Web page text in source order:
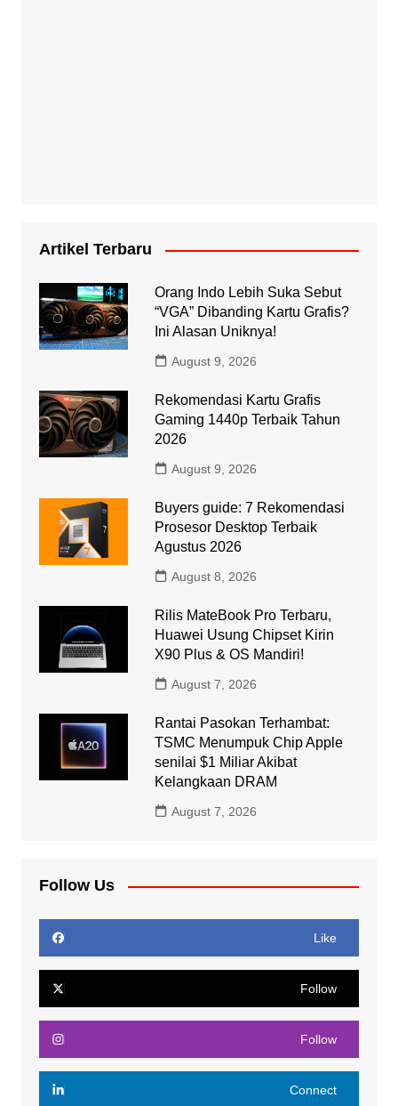
Artikel Terbaru
Orang Indo Lebih Suka Sebut
“VGA” Dibanding Kartu Grafis?
Ini Alasan Uniknya!
August 9, 2026
Rekomendasi Kartu Grafis
Gaming 1440p Terbaik Tahun
2026
August 9, 2026
Buyers guide: 7 Rekomendasi
Prosesor Desktop Terbaik
Agustus 2026
August 8, 2026
Rilis MateBook Pro Terbaru,
Huawei Usung Chipset Kirin
X90 Plus & OS Mandiri!
August 7, 2026
Rantai Pasokan Terhambat:
TSMC Menumpuk Chip Apple
senilai $1 Miliar Akibat
Kelangkaan DRAM
August 7, 2026
Follow Us
Like
Follow
Follow
Connect